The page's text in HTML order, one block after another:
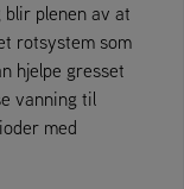
plenen av at
rotsystem som
hjelpe gresset
vanning til
med